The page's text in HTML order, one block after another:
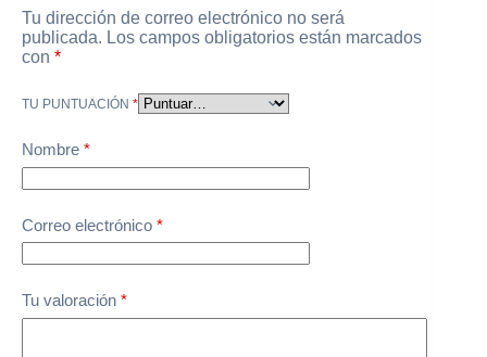
Tu dirección de correo electrónico no será
publicada. Los campos obligatorios están marcados
con *
TU PUNTUACIÓN *
Nombre *
Correo electrónico *
Tu valoración *